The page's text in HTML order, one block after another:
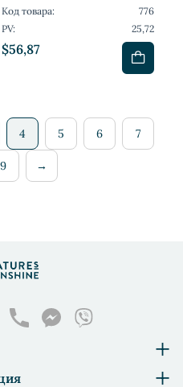
$56,87
Код товара:
776
PV:
25,72
4 5 6 7
9 →